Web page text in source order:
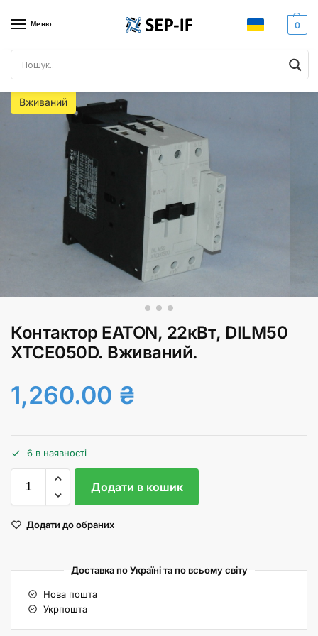
Меню 0
Головна Контактор EATON, 22кВт, DILM50 XTCE050D. Вживаний.
Вживаний
Контактор EATON, 22кВт, DILM50
XTCE050D. Вживаний.
1,260.00 ₴
6 в наявності
Додати в кошик
Додати до обраних
Доставка по Україні та по всьому світу
Нова пошта
Укрпошта